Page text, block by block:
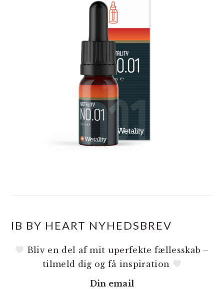
IB BY HEART NYHEDSBREV
Bliv en del af mit uperfekte fællesskab –
tilmeld dig og få inspiration
Din email